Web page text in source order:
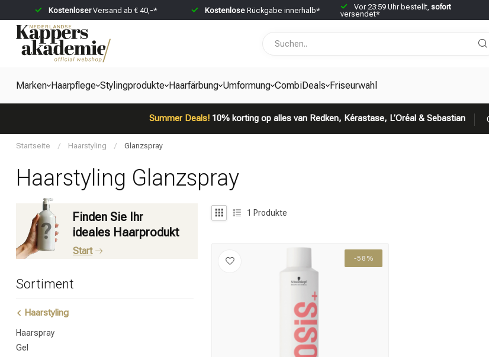
KostenloserVersand ab € 40,-* Kostenlose Rückgabe innerhalb* Vor 23:59 Uhr bestellt, sofort
versendet*
Marken Haarpflege Stylingprodukte Haarfärbung Umformung CombiDeals Friseurwahl
Summer Deals!10% korting op alles van Redken, Kérastase, L’Oréal & Sebastian
Startseite / Haarstyling / Glanzspray
Haarstyling Glanzspray
Finden Sie Ihr
ideales Haarprodukt
Start
Sortiment
Haarstyling
Haarspray
Gel
1 Produkte
-58%